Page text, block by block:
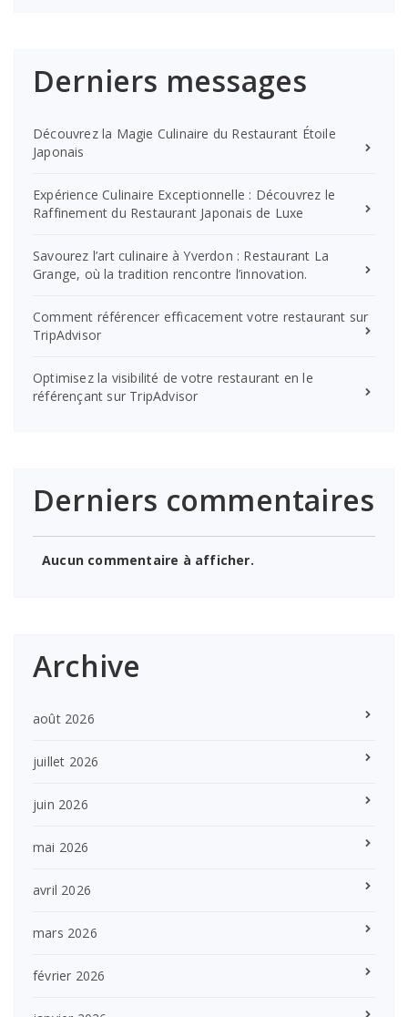
Derniers messages
Découvrez la Magie Culinaire du Restaurant Étoile
Japonais
Expérience Culinaire Exceptionnelle : Découvrez le
Raffinement du Restaurant Japonais de Luxe
Savourez l’art culinaire à Yverdon : Restaurant La
Grange, où la tradition rencontre l’innovation.
Comment référencer efficacement votre restaurant sur
TripAdvisor
Optimisez la visibilité de votre restaurant en le
référençant sur TripAdvisor
Derniers commentaires
Aucun commentaire à afficher.
Archive
août 2026
juillet 2026
juin 2026
mai 2026
avril 2026
mars 2026
février 2026